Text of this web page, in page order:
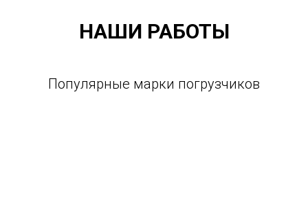
НАШИ РАБОТЫ
Популярные марки погрузчиков